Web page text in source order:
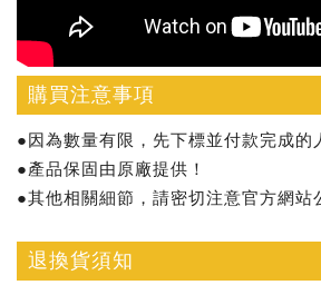
購買注意事項
●因為數量有限，先下標並付款完成的
●產品保固由原廠提供！
●其他相關細節，請密切注意官方網站
退換貨須知